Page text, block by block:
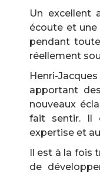
Un excellent
écoute et une
pendant
réellement
Henri-
apportant
nouveaux
fait sentir. Il
expertise et
Il est à la fois
de